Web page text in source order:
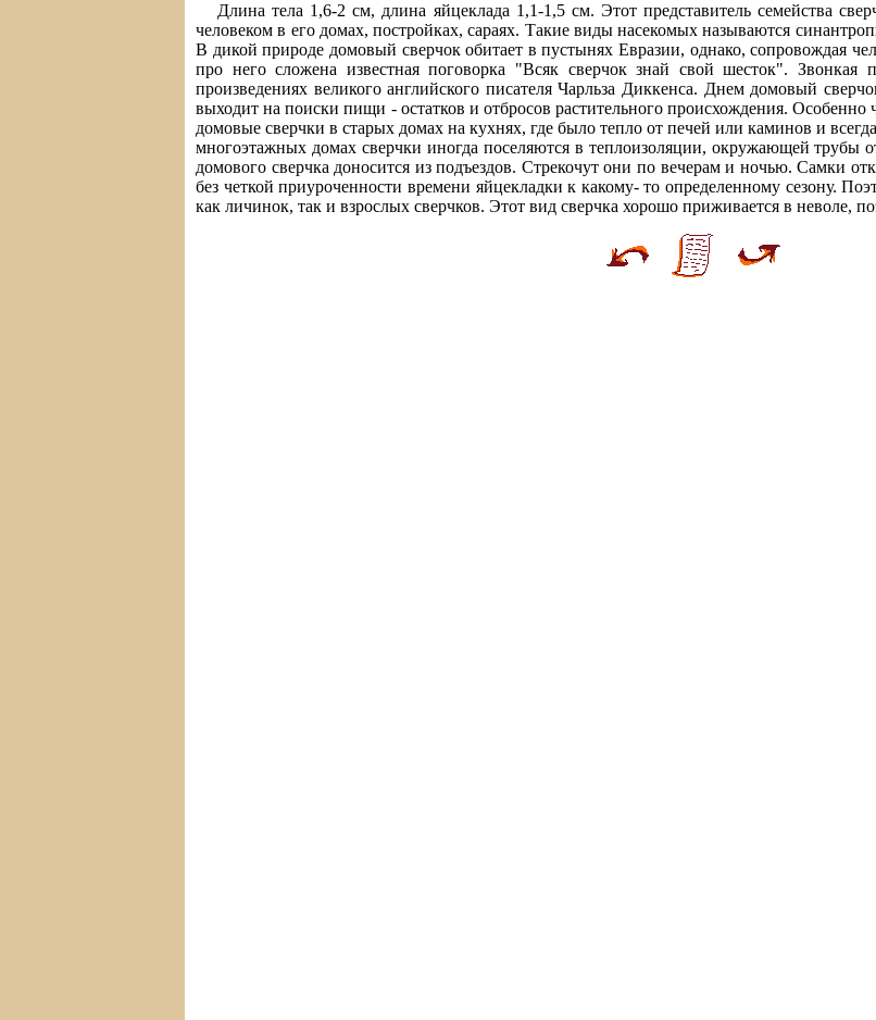
Длина тела 1,6-2 см, длина яйцеклада 1,1-1,5 см. Этот представитель семейства
человеком в его домах, постройках, сараях. Такие виды насекомых называются
В дикой природе домовый сверчок обитает в пустынях Евразии, однако, сопровождая
про него сложена известная поговорка "Всяк сверчок знай свой шесток". Звонкая
произведениях великого английского писателя Чарльза Диккенса. Днем домовый
выходит на поиски пищи - остатков и отбросов растительного происхождения. Особенно
домовые сверчки в старых домах на кухнях, где было тепло от печей или каминов и
многоэтажных домах сверчки иногда поселяются в теплоизоляции, окружающей трубы
домового сверчка доносится из подъездов. Стрекочут они по вечерам и ночью. Самки
без четкой приуроченности времени яйцекладки к какому- то определенному сезону.
как личинок, так и взрослых сверчков. Этот вид сверчка хорошо приживается в неволе,